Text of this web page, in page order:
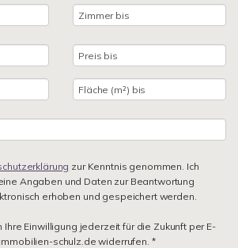
zur Kenntnis genommen. Ich
Angaben und Daten zur Beantwortung
erhoben und gespeichert werden.
Ihre Einwilligung jederzeit für die Zukunft per E-
schulz.de widerrufen. *